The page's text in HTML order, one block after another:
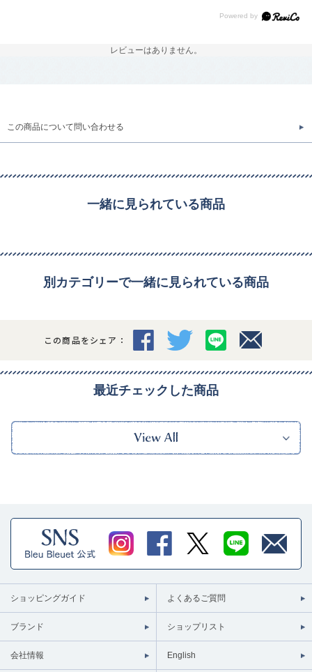
レビューはありません。
この商品について問い合わせる
一緒に見られている商品
別カテゴリーで一緒に見られている商品
この商品をシェア：
最近チェックした商品
ショッピングガイド よくあるご質問
ブランド ショップリスト
会社情報 English